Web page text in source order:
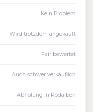
Kein Problem
Wird trotzdem angekauft
Fair bewertet
Auch schwer verkäuflich
Abholung in Rodalben